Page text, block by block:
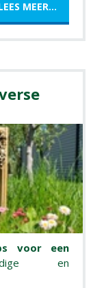
MEER...
voor een
en